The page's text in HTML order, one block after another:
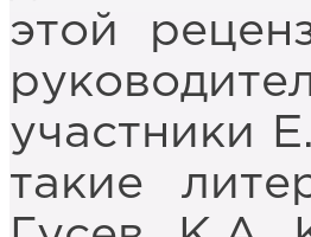
этой
участники
такие